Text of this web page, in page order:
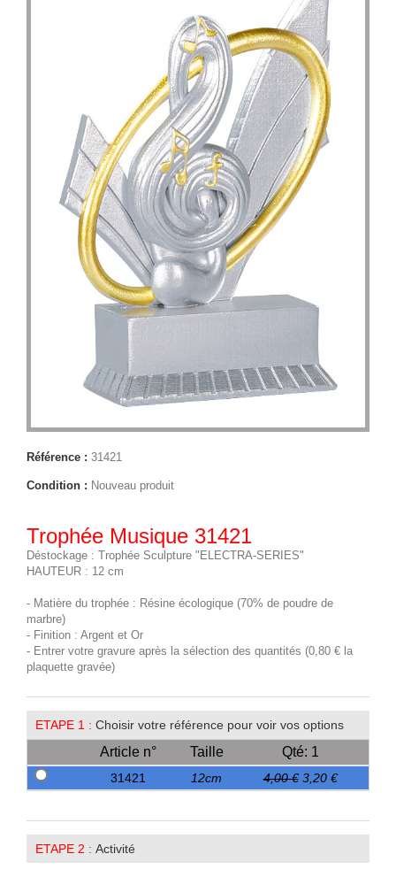
Référence : 31421
Condition : Nouveau produit
Trophée Musique 31421
Déstockage : Trophée Sculpture "ELECTRA-SERIES"
HAUTEUR : 12 cm
- Matière du trophée : Résine écologique (70% de poudre de
marbre)
- Finition : Argent et Or
- Entrer votre gravure après la sélection des quantités (0,80 € la
plaquette gravée)
ETAPE 1 : Choisir votre référence pour voir vos options
Article n° Taille Qté: 1
31421 12cm 4,00 € 3,20 €
ETAPE 2 : Activité